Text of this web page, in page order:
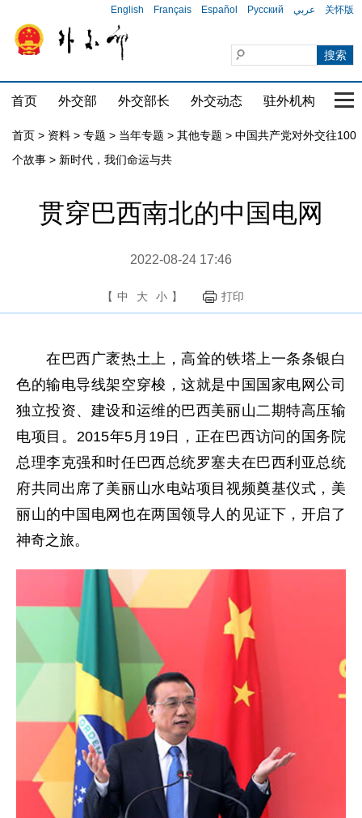
English Français Español Русский عربي 关怀版
首页 外交部 外交部长 外交动态 驻外机构 国
首页 > 资料 > 专题 > 当年专题 > 其他专题 > 中国共产党对外交往100
个故事 > 新时代，我们命运与共
贯穿巴西南北的中国电网
2022-08-24 17:46
【 中 大 小 】 打印
在巴西广袤热土上，高耸的铁塔上一条条银白
色的输电导线架空穿梭，这就是中国国家电网公司
独立投资、建设和运维的巴西美丽山二期特高压输
电项目。2015年5月19日，正在巴西访问的国务院
总理李克强和时任巴西总统罗塞夫在巴西利亚总统
府共同出席了美丽山水电站项目视频奠基仪式，美
丽山的中国电网也在两国领导人的见证下，开启了
神奇之旅。